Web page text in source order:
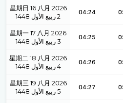
星期日 16 八月 2026
1448 ربيع الأول 2
04:24
星期一 17 八月 2026
1448 ربيع الأول 3
04:25
星期二 18 八月 2026
1448 ربيع الأول 4
04:26
星期三 19 八月 2026
1448 ربيع الأول 5
04:27